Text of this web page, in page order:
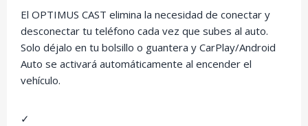
El OPTIMUS CAST elimina la necesidad de conectar y
desconectar tu teléfono cada vez que subes al auto.
Solo déjalo en tu bolsillo o guantera y CarPlay/Android
Auto se activará automáticamente al encender el
vehículo.
✓